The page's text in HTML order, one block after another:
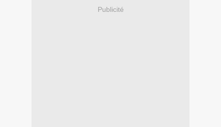
Publicité